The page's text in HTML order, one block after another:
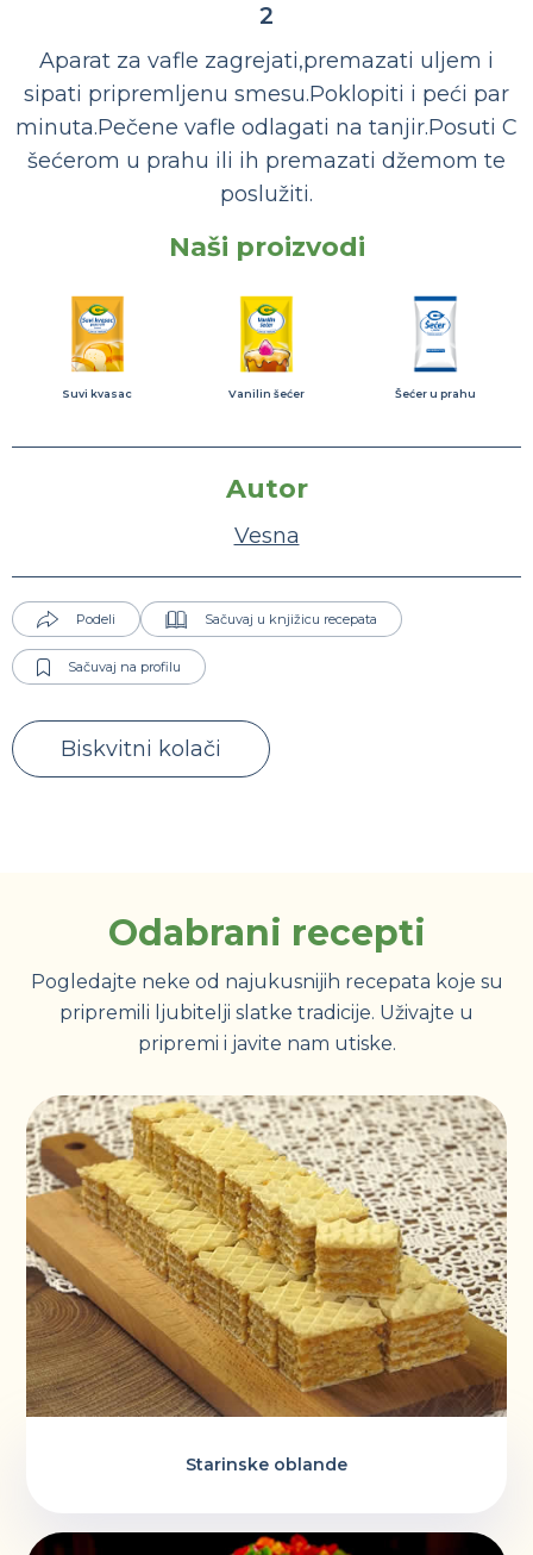
2
Aparat za vafle zagrejati,premazati uljem i
sipati pripremljenu smesu.Poklopiti i peći par
minuta.Pečene vafle odlagati na tanjir.Posuti C
šećerom u prahu ili ih premazati džemom te
poslužiti.
Naši proizvodi
Suvi kvasac Vanilin šećer Šećer u prahu
Autor
Vesna
Podeli Sačuvaj u knjižicu recepata
Sačuvaj na profilu
Biskvitni kolači
Odabrani recepti
Pogledajte neke od najukusnijih recepata koje su
pripremili ljubitelji slatke tradicije. Uživajte u
pripremi i javite nam utiske.
Starinske oblande